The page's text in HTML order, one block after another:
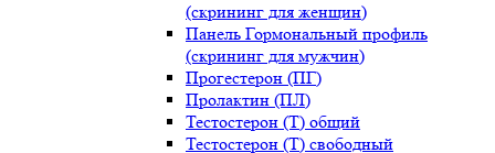
(скрининг для женщин)
Панель Гормональный профиль
(скрининг для мужчин)
Прогестерон (ПГ)
Пролактин (ПЛ)
Тестостерон (Т) общий
Тестостерон (Т) свободный